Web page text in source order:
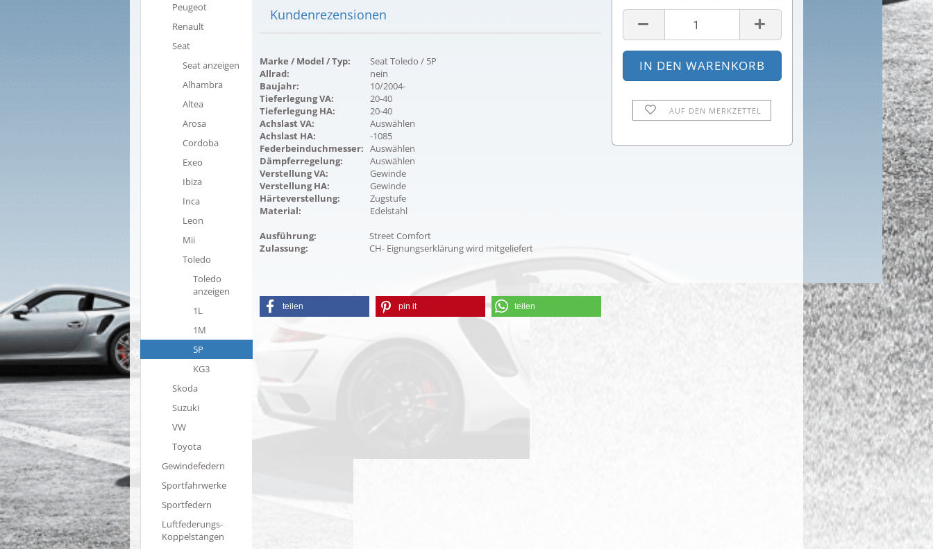
AUF DEN MERKZETTEL
Kundenrezensionen
Marke / Model / Typ:
Seat Toledo / 5P
Allrad:
nein
Baujahr:
10/2004-
Tieferlegung VA:
20-40
Tieferlegung HA:
20-40
Achslast VA:
Auswählen
Achslast HA:
-1085
Federbeinduchmesser: Auswählen
Dämpferregelung:
Auswählen
Verstellung VA:
Gewinde
Verstellung HA:
Gewinde
Härteverstellung:
Zugstufe
Material:
Edelstahl
Ausführung:
Street Comfort
Zulassung:
CH- Eignungserklärung wird mitgeliefert
teilen pin it teilen
Peugeot
Renault
Seat
Seat anzeigen
Alhambra
Altea
Arosa
Cordoba
Exeo
Ibiza
Inca
Leon
Mii
Toledo
Toledo
anzeigen
1L
1M
5P
KG3
Skoda
Suzuki
VW
Toyota
Gewindefedern
Sportfahrwerke
Sportfedern
Luftfederungs-
Koppelstangen